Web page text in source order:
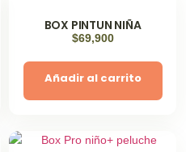
BOX PINTUN NIÑA
$69,900
Añadir al carrito